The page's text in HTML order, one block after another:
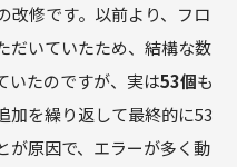
改修です。以前より、フロ
だいていたため、結構な数
いたのですが、実は53個も
加を繰り返して最終的に53
が原因で、エラーが多く動